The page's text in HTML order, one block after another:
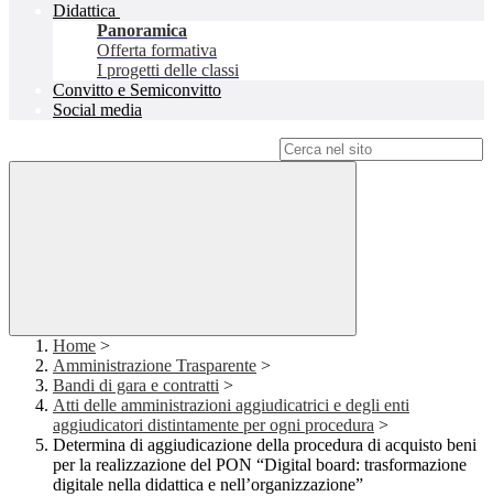
Didattica
Panoramica
Offerta formativa
I progetti delle classi
Convitto e Semiconvitto
Social media
Home >
Amministrazione Trasparente >
Bandi di gara e contratti >
Atti delle amministrazioni aggiudicatrici e degli enti
aggiudicatori distintamente per ogni procedura >
Determina di aggiudicazione della procedura di acquisto beni
per la realizzazione del PON “Digital board: trasformazione
digitale nella didattica e nell’organizzazione”